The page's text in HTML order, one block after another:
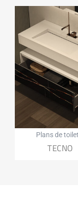
Plans de
TECNO